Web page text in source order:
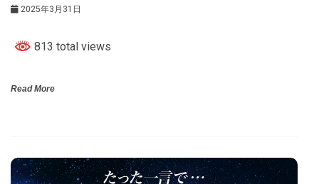
2025年3月31日
813 total views
Read More